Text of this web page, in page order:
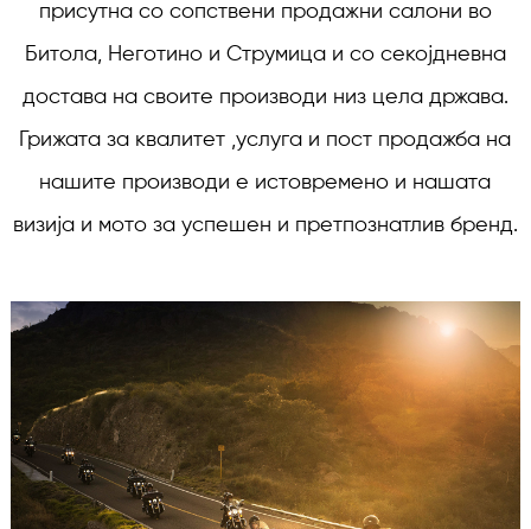
присутна со сопствени продажни салони во
Битола, Неготино и Струмица и со секојдневна
достава на своите производи низ цела држава.
Грижата за квалитет ,услуга и пост продажба на
нашите производи е истовремено и нашата
визија и мото за успешен и претпознатлив бренд.